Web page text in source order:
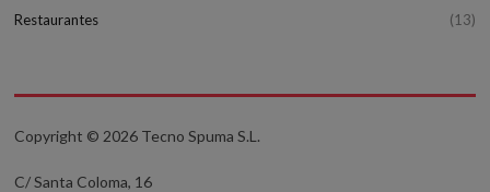
Restaurantes
(13)
Copyright © 2026 Tecno Spuma S.L.
C/ Santa Coloma, 16